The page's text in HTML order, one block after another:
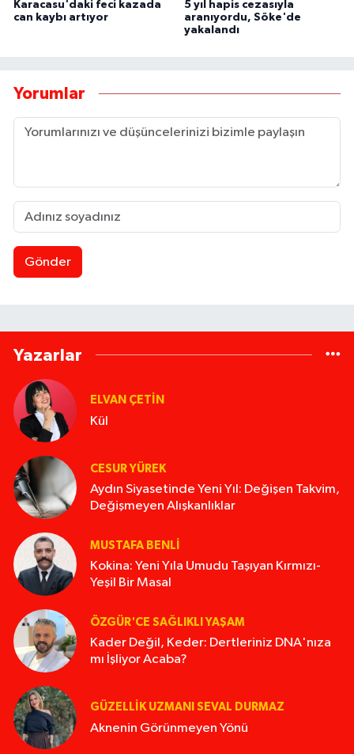
Karacasu'daki feci kazada
can kaybı artıyor
5 yıl hapis cezasıyla
aranıyordu, Söke'de
yakalandı
Yorumlar
Gönder
Yazarlar
ELVAN ÇETIN
Kül
CESUR YÜREK
Aydın Siyasetinde Yeni Yıl: Değişen Takvim,
Değişmeyen Alışkanlıklar
MUSTAFA BENLI
Kokina: Yeni Yıla Umudu Taşıyan Kırmızı-
Yeşil Bir Masal
ÖZGÜR'CE SAĞLIKLI YAŞAM
Kader Değil, Keder: Dertleriniz DNA'nıza
mı İşliyor Acaba?
GÜZELLIK UZMANI SEVAL DURMAZ
Aknenin Görünmeyen Yönü